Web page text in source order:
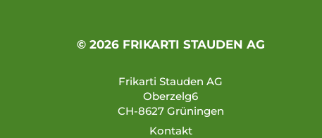
© 2026 FRIKARTI STAUDEN AG
Frikarti Stauden AG
Oberzelg6
CH-8627 Grüningen
Kontakt